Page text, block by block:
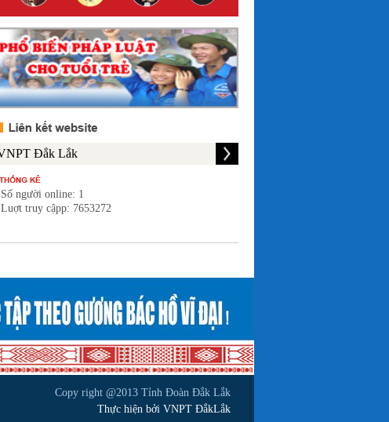
Số người online: 1
Luợt truy cậpp: 7653272
Copy right @2013 Tỉnh Đoàn Đắk Lắk
Thực hiện bởi VNPT ĐắkLắk